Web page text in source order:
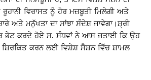
ਵਿਰਾਸਤ ਨੂੰ ਹੋਰ ਮਜ਼ਬੂਤੀ ਮਿਲੇਗੀ ਅਤੇ
ਅਤੇ ਮਨੁੱਖਤਾ ਦਾ ਸਾਂਝਾ ਸੰਦੇਸ਼ ਜਾਵੇਗਾ।ਸ਼੍ਰੀ
ਭੇਟ ਕਰਦੇ ਹੋਏ ਸ. ਸੰਧਵਾਂ ਨੇ ਆਸ ਜਤਾਈ ਕਿ ਉਹ
ਕਰਨ ਲਈ ਵਿਸ਼ੇਸ਼ ਸੈਸ਼ਨ ਵਿੱਚ ਸ਼ਾਮਲ